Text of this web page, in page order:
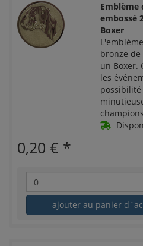
Emblème
embossé
Boxer
bronze
un Boxer.
les
0,20 € *
ajouter au panier